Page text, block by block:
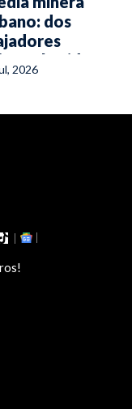
dos
la vida
2026